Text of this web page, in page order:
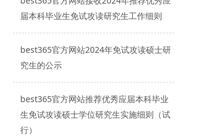
届本科毕业生免试攻读研究生工作细则
best365官方网站2024年免试攻读硕士研
究生的公示
best365官方网站推荐优秀应届本科毕业
生免试攻读硕士学位研究生实施细则（试
行）